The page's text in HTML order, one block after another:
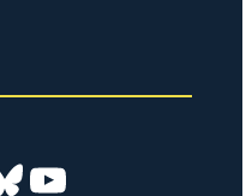
YouTube